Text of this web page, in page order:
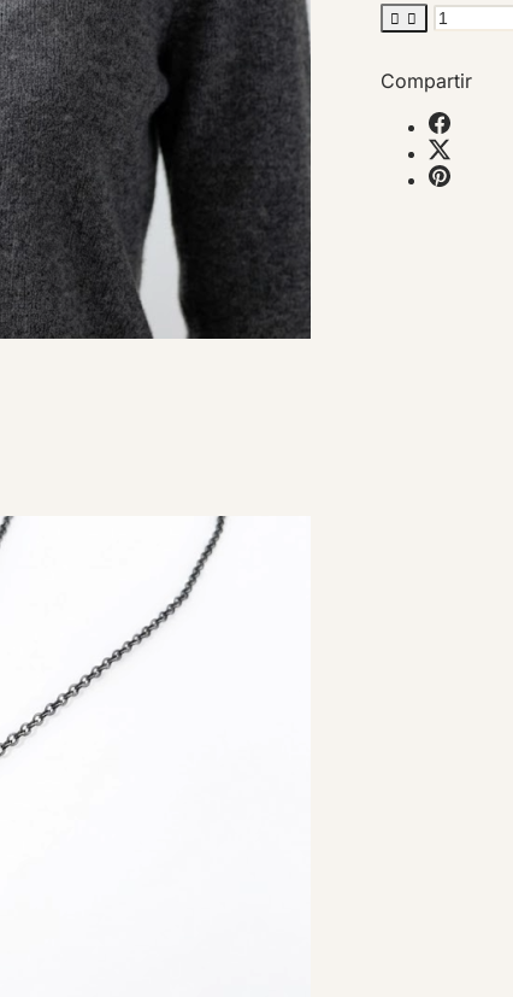
 
Compartir